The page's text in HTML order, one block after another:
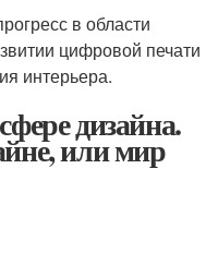
в области
цифровой печати
интерьера.
дизайна.
или мир